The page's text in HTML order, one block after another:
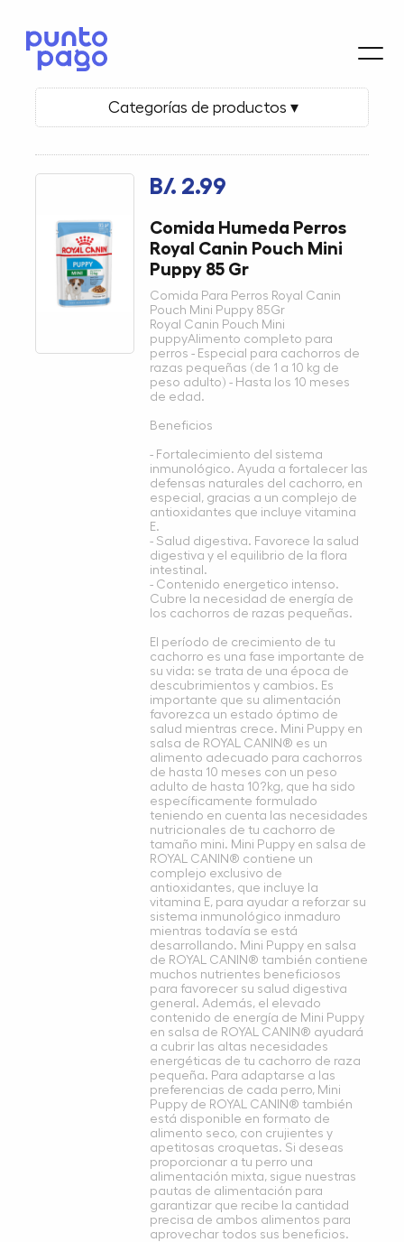
Categorías de productos ▾
B/. 2.99
Comida Humeda Perros
Royal Canin Pouch Mini
Puppy 85 Gr
Comida Para Perros Royal Canin
Pouch Mini Puppy 85Gr
Royal Canin Pouch Mini
puppyAlimento completo para
perros - Especial para cachorros de
razas pequeñas (de 1 a 10 kg de
peso adulto) - Hasta los 10 meses
de edad.
Beneficios
- Fortalecimiento del sistema
inmunológico. Ayuda a fortalecer las
defensas naturales del cachorro, en
especial, gracias a un complejo de
antioxidantes que incluye vitamina
E.
- Salud digestiva. Favorece la salud
digestiva y el equilibrio de la flora
intestinal.
- Contenido energetico intenso.
Cubre la necesidad de energía de
los cachorros de razas pequeñas.
El período de crecimiento de tu
cachorro es una fase importante de
su vida: se trata de una época de
descubrimientos y cambios. Es
importante que su alimentación
favorezca un estado óptimo de
salud mientras crece. Mini Puppy en
salsa de ROYAL CANIN® es un
alimento adecuado para cachorros
de hasta 10 meses con un peso
adulto de hasta 10?kg, que ha sido
específicamente formulado
teniendo en cuenta las necesidades
nutricionales de tu cachorro de
tamaño mini. Mini Puppy en salsa de
ROYAL CANIN® contiene un
complejo exclusivo de
antioxidantes, que incluye la
vitamina E, para ayudar a reforzar su
sistema inmunológico inmaduro
mientras todavía se está
desarrollando. Mini Puppy en salsa
de ROYAL CANIN® también contiene
muchos nutrientes beneficiosos
para favorecer su salud digestiva
general. Además, el elevado
contenido de energía de Mini Puppy
en salsa de ROYAL CANIN® ayudará
a cubrir las altas necesidades
energéticas de tu cachorro de raza
pequeña. Para adaptarse a las
preferencias de cada perro, Mini
Puppy de ROYAL CANIN® también
está disponible en formato de
alimento seco, con crujientes y
apetitosas croquetas. Si deseas
proporcionar a tu perro una
alimentación mixta, sigue nuestras
pautas de alimentación para
garantizar que recibe la cantidad
precisa de ambos alimentos para
aprovechar todos sus beneficios.